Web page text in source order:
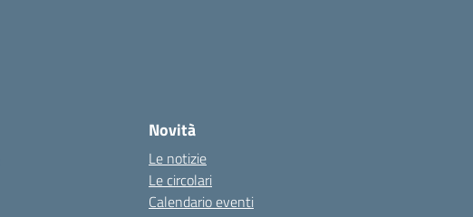
Novità
Le notizie
Le circolari
Calendario eventi